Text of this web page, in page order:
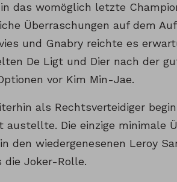
das womöglich letzte
Überraschungen auf dem
und Gnabry reichte es
De Ligt und Dier nach der
vor Kim Min-Jae.
als Rechtsverteidiger
Die einzige minimale
den wiedergenesenen Leroy
die Joker-Rolle.